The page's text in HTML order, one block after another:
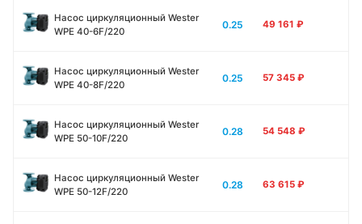
Насос циркуляционный Wester
WPE 40-6F/220
0.25 49 161 ₽
Насос циркуляционный Wester
WPE 40-8F/220
0.25 57 345 ₽
Насос циркуляционный Wester
WPE 50-10F/220
0.28 54 548 ₽
Насос циркуляционный Wester
WPE 50-12F/220
0.28 63 615 ₽